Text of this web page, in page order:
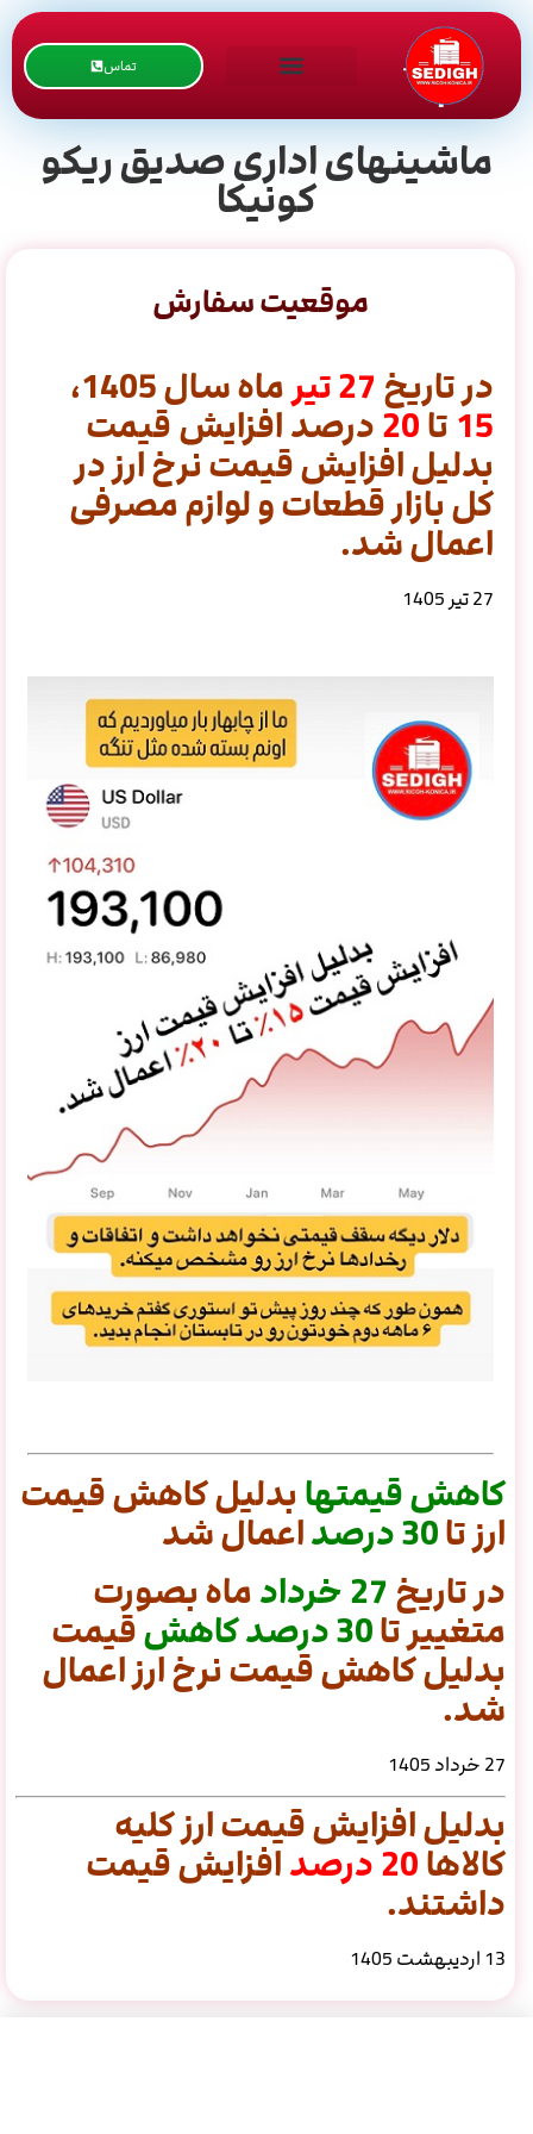
تماس
ماشینهای اداری صدیق ریکو
کونیکا
موقعیت سفارش
در تاریخ 27تیرماه سال 1405،
15 تا20درصد افزایش قیمت
بدلیل افزایش قیمت نرخ ارز در
کل بازار قطعات و لوازم مصرفی
اعمال شد.
27 تیر 1405
کاهشقیمتهابدلیل کاهش قیمت
ارز تا30درصداعمال شد
در تاریخ 27 خرداد ماه بصورت
متغییر تا30درصدکاهشقیمت
بدلیل کاهش قیمت نرخ ارز اعمال
شد.
27 خرداد 1405
بدلیل افزایش قیمت ارز کلیه
کالاها20 درصد افزایش قیمت
داشتند.
13 اردیبهشت 1405